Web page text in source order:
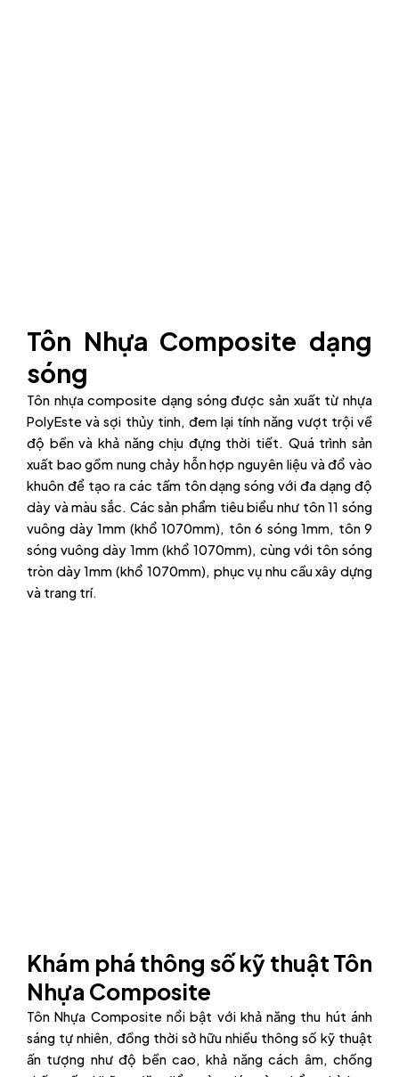
Tôn Nhựa Composite dạng
sóng
Tôn nhựa composite dạng sóng được sản xuất từ nhựa
PolyEste và sợi thủy tinh, đem lại tính năng vượt trội về
độ bền và khả năng chịu đựng thời tiết. Quá trình sản
xuất bao gồm nung chảy hỗn hợp nguyên liệu và đổ vào
khuôn để tạo ra các tấm tôn dạng sóng với đa dạng độ
dày và màu sắc. Các sản phẩm tiêu biểu như tôn 11 sóng
vuông dày 1mm (khổ 1070mm), tôn 6 sóng 1mm, tôn 9
sóng vuông dày 1mm (khổ 1070mm), cùng với tôn sóng
tròn dày 1mm (khổ 1070mm), phục vụ nhu cầu xây dựng
và trang trí.
Khám phá thông số kỹ thuật Tôn
Nhựa Composite
Tôn Nhựa Composite nổi bật với khả năng thu hút ánh
sáng tự nhiên, đồng thời sở hữu nhiều thông số kỹ thuật
ấn tượng như độ bền cao, khả năng cách âm, chống